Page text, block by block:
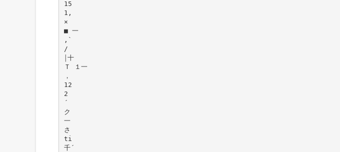
15
1,
×
■ 一
,`
/
￨十
Ｔ １一
，
12
2
´
ク
一
さ
ti
千´